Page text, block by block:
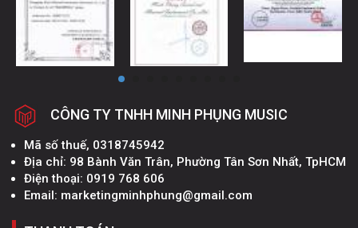
CÔNG TY TNHH MINH PHỤNG MUSIC
Mã số thuế, 0318745942
Địa chỉ: 98 Bành Văn Trân, Phường Tân Sơn Nhất, TpHCM
Điện thoại: 0919 768 606
Email: marketingminhphung@gmail.com